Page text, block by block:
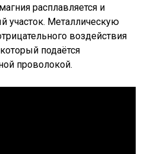
расплавляется и
участок. Металлическую
воздействия
подаётся
проволокой.